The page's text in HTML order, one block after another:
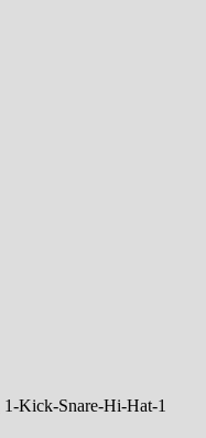
1-Kick-Snare-Hi-Hat-1